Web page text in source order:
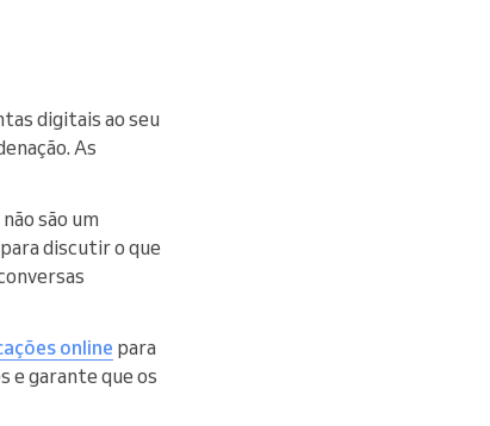
digitais ao seu
As
são um
discutir o que
online para
e garante que os